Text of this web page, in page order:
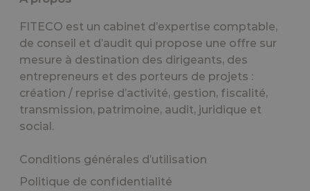
FITECO est un cabinet d’expertise comptable,
de conseil et d’audit qui propose une offre sur
mesure à destination des dirigeants, des
entrepreneurs et des porteurs de projets :
création / reprise d’activité, gestion, fiscalité,
transmission, patrimoine, audit, juridique et
social.
Conditions générales d’utilisation
Politique de confidentialité